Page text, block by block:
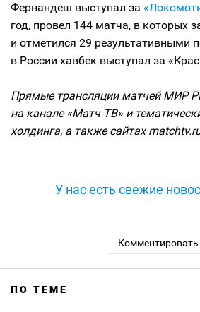
Фернандеш выступал за
год, провел 144 матча, в которых
и отметился 29 результативными
в России хавбек выступал за
Прямые трансляции матчей МИР
на канале «Матч ТВ» и
холдинга, а также сайтах
У нас есть свежие
Комментировать
ПО ТЕМЕ